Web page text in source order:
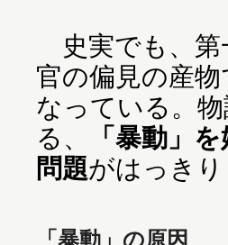
史実でも、第
官の偏見の産
なっている。
る、
「暴動」
問題がはっき
「暴動」の原因